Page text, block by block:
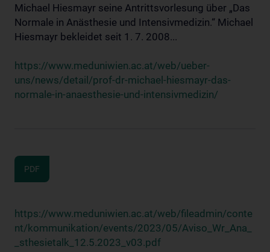
Michael Hiesmayr seine Antrittsvorlesung über „Das
Normale in Anästhesie und Intensivmedizin.“ Michael
Hiesmayr bekleidet seit 1. 7. 2008...
https://www.meduniwien.ac.at/web/ueber-
uns/news/detail/prof-dr-michael-hiesmayr-das-
normale-in-anaesthesie-und-intensivmedizin/
PDF
https://www.meduniwien.ac.at/web/fileadmin/conte
nt/kommunikation/events/2023/05/Aviso_Wr_Ana_
_sthesietalk_12.5.2023_v03.pdf